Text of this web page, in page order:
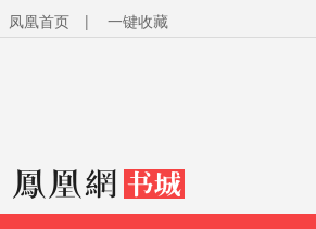
凤凰首页 | 一键收藏